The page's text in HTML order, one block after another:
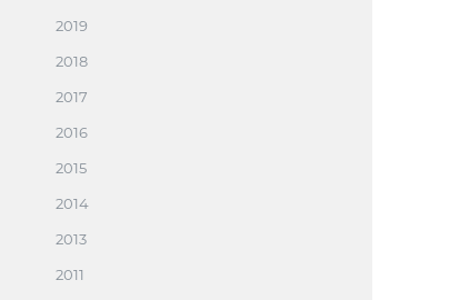
2019
2018
2017
2016
2015
2014
2013
2011